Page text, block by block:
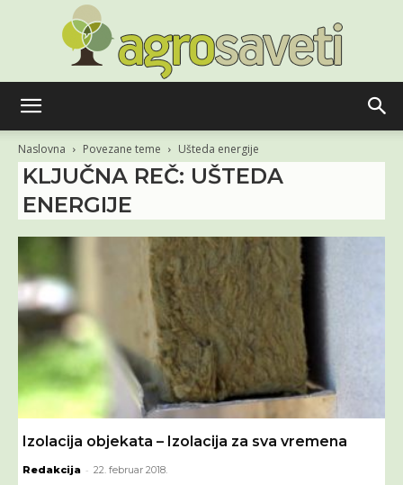
Naslovna Povezane teme Ušteda energije
KLJUČNA REČ: UŠTEDA
ENERGIJE
Izolacija objekata – Izolacija za sva vremena
Redakcija - 22. februar 2018.